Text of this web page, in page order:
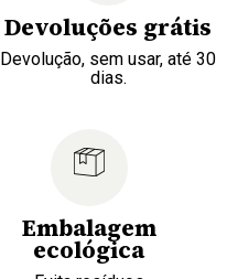
Devoluções grátis
Devolução, sem usar, até 30
dias.
Embalagem
ecológica